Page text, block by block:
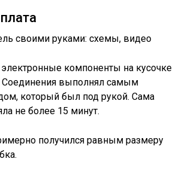
компоненты на кусочке
Соединения выполнял самым
который был под рукой. Сама
не более 15 минут.
получился равным размеру